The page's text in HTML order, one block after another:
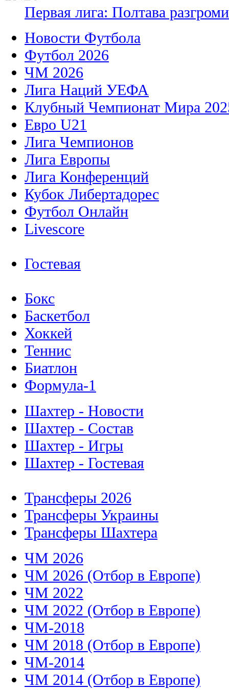
Первая лига: Полтава
Новости Футбола
Футбол 2026
ЧМ 2026
Лига Наций УЕФА
Клубный Чемпионат Мира
Евро U21
Лига Чемпионов
Лига Европы
Лига Конференций
Кубок Либертадорес
Футбол Онлайн
Livescore
Гостевая
Бокс
Баскетбол
Хоккей
Теннис
Биатлон
Формула-1
Шахтер - Новости
Шахтер - Состав
Шахтер - Игры
Шахтер - Гостевая
Трансферы 2026
Трансферы Украины
Трансферы Шахтера
ЧМ 2026
ЧМ 2026 (Отбор в Европе)
ЧМ 2022
ЧМ 2022 (Отбор в Европе)
ЧМ-2018
ЧМ 2018 (Отбор в Европе)
ЧМ-2014
ЧМ 2014 (Отбор в Европе)